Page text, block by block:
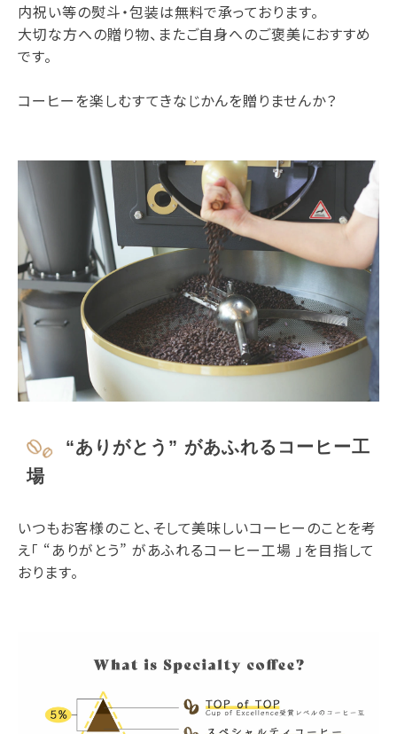
内祝い等の熨斗・包装は無料で承っております。
大切な方への贈り物、またご自身へのご褒美におすすめ
です。
コーヒーを楽しむすてきなじかんを贈りませんか？
“ありがとう” があふれるコーヒー工
場
いつもお客様のこと、そして美味しいコーヒーのことを考
え「 “ありがとう” があふれるコーヒー工場 」を目指して
おります。